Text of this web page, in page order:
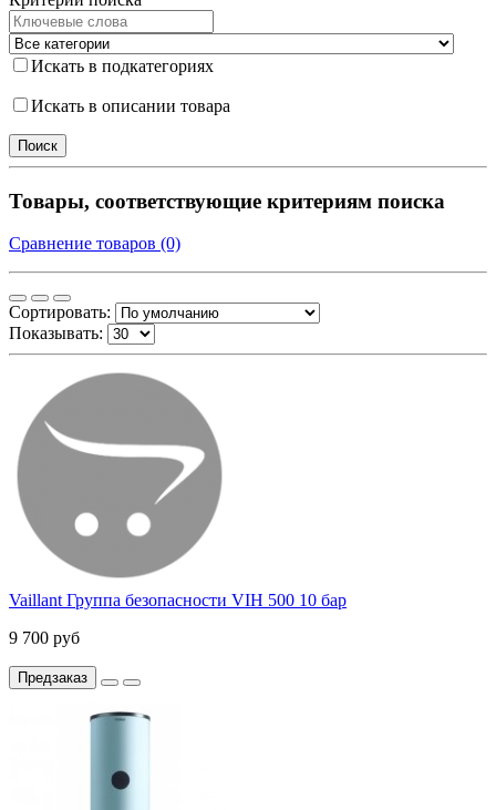
Искать в подкатегориях
Искать в описании товара
Товары, соответствующие критериям поиска
Сравнение товаров (0)
Сортировать:
Показывать:
Vaillant Группа безопасности VIH 500 10 бар
9 700 руб
Предзаказ